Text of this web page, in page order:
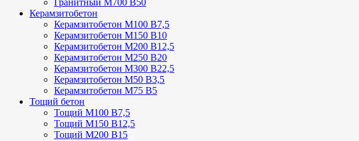
Гранитный М700 В50
Керамзитобетон
Керамзитобетон М100 В7,5
Керамзитобетон М150 В10
Керамзитобетон М200 В12,5
Керамзитобетон М250 В20
Керамзитобетон М300 В22,5
Керамзитобетон М50 В3,5
Керамзитобетон М75 В5
Тощий бетон
Тощий М100 В7,5
Тощий М150 В12,5
Тощий М200 В15